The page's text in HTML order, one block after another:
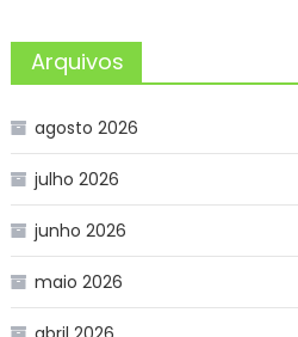
Arquivos
agosto 2026
julho 2026
junho 2026
maio 2026